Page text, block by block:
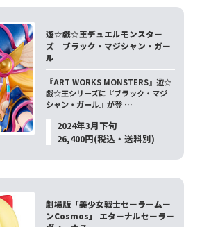
遊☆戯☆王デュエルモンスター
ズ ブラック・マジシャン・ガー
ル
『ART WORKS MONSTERS』遊☆
戯☆王シリーズに『ブラック・マジ
シャン・ガール』が登 …
2024年3月下旬
26,400円(税込・送料別)
劇場版「美少女戦士セーラームー
ンCosmos」 エターナルセーラー